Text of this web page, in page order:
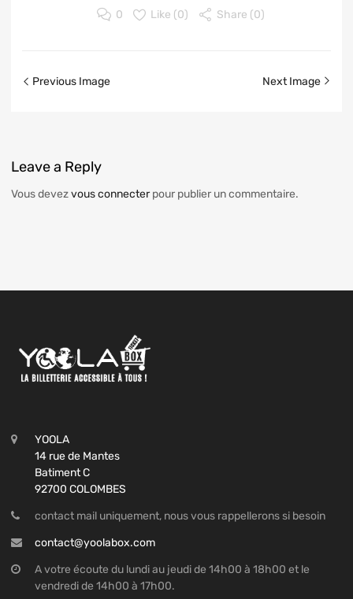
0 Like (0) Share (0)
Previous Image Next Image
Leavea Reply
Vous devezvous connecterpour publier un commentaire.
YOOLA
14 rue de Mantes
Batiment C
92700 COLOMBES
contact mail uniquement, nous vous rappellerons si besoin
contact@yoolabox.com
A votre écoute du lundi au jeudi de 14h00 à 18h00 et le
vendredi de 14h00 à 17h00.